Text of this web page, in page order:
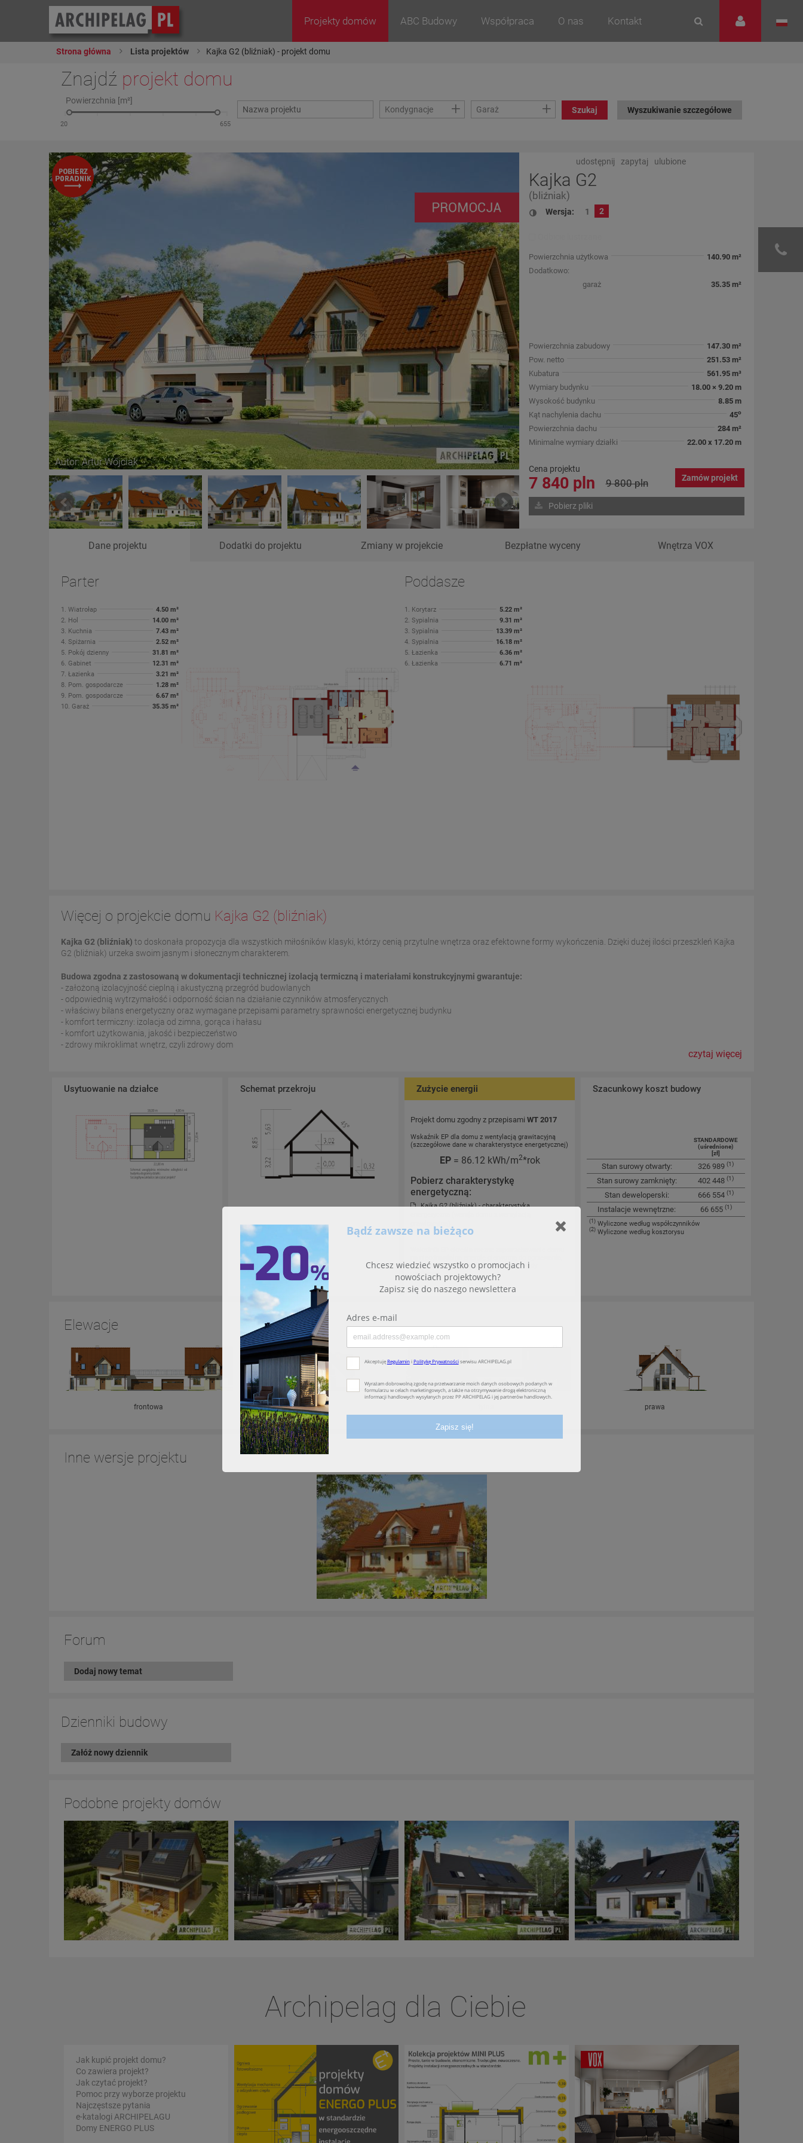
Projekty domów ABC Budowy Współpraca O nas Kontakt
Strona główna Lista projektów Kajka G2 (bliźniak) - projekt domu
Znajdź projekt domu
Powierzchnia [m²]
Kondygnacje
+ Garaż + Szukaj Wyszukiwanie szczegółowe
Autor: Artur Wójciak
udostępnij zapytaj ulubione
Kajka G2
(bliźniak)
Wersja: 1 2
Powierzchnia użytkowa
140.90 m²
Dodatkowo:
garaż
35.35 m²
Powierzchnia zabudowy
147.30 m²
Pow. netto
251.53 m²
Kubatura
561.95 m³
Wymiary budynku
18.00 × 9.20 m
Wysokość budynku
8.85 m
Kąt nachylenia dachu
45o
Powierzchnia dachu
284 m²
Minimalne wymiary działki
22.00 x 17.20 m
Cena projektu
7 840 pln 9 800 pln Zamów projekt
Pobierz pliki
Dane projektu Dodatki do projektu Zmiany w projekcie Bezpłatne wyceny Wnętrza VOX
Parter
1. Wiatrołap
4.50 m²
2. Hol
14.00 m²
3. Kuchnia
7.43 m²
4. Spiżarnia
2.52 m²
5. Pokój dzienny
31.81 m²
6. Gabinet
12.31 m²
7. Łazienka
3.21 m²
8. Pom. gospodarcze
1.28 m²
9. Pom. gospodarcze
6.67 m²
10. Garaż
35.35 m²
Poddasze
1. Korytarz
5.22 m²
2. Sypialnia
9.31 m²
3. Sypialnia
13.39 m²
4. Sypialnia
16.18 m²
5. Łazienka
6.36 m²
6. Łazienka
6.71 m²
Więcej o projekcie domu Kajka G2 (bliźniak)
Kajka G2 (bliźniak) to doskonała propozycja dla wszystkich miłośników klasyki, którzy cenią przytulne wnętrza oraz efektowne formy wykończenia. Dzięki dużej ilości przeszkleń Kajka
G2 (bliźniak) urzeka swoim jasnym i słonecznym charakterem.
Budowa zgodna z zastosowaną w dokumentacji technicznej izolacją termiczną i materiałami konstrukcyjnymi gwarantuje:
- założoną izolacyjność cieplną i akustyczną przegród budowlanych
- odpowiednią wytrzymałość i odporność ścian na działanie czynników atmosferycznych
- właściwy bilans energetyczny oraz wymagane przepisami parametry sprawności energetycznej budynku
- komfort termiczny: izolacja od zimna, gorąca i hałasu
- komfort użytkowania, jakość i bezpieczeństwo
- zdrowy mikroklimat wnętrz, czyli zdrowy dom
czytaj więcej
Usytuowanie na działce Schemat przekroju Zużycie energii
Projekt domu zgodny z przepisami WT 2017
Wskaźnik EP dla domu z wentylacją grawitacyjną
(szczegółowe dane w charakterystyce energetycznej)
EP= 86.12 kWh/m2*rok
Pobierz charakterystykę
energetyczną:
Kajka G2 (bliźniak) - charakterystyka
wentylacji oraz przygotowania ciepłej wody
użytkowej.
Szacunkowy koszt budowy
STANDARDOWE
(uśrednione)
[zł]
Stan surowy otwarty: 326 989 (1)
Stan surowy zamknięty: 402 448 (1)
Stan deweloperski: 666 554 (1)
Instalacje wewnętrzne: 66 655 (1)
(1) Wyliczone według współczynników
(2) Wyliczone według kosztorysu
Elewacje
frontowa lewa prawa
Inne wersje projektu
Forum
Dodaj nowy temat
Dzienniki budowy
Załóż nowy dziennik
Podobne projekty domów
Archipelag dla Ciebie
Jak kupić projekt domu?
Co zawiera projekt?
Jak czytać projekt?
Pomoc przy wyborze projektu
Najczęstsze pytania
e-katalogi ARCHIPELAGU
Domy ENERGO PLUS